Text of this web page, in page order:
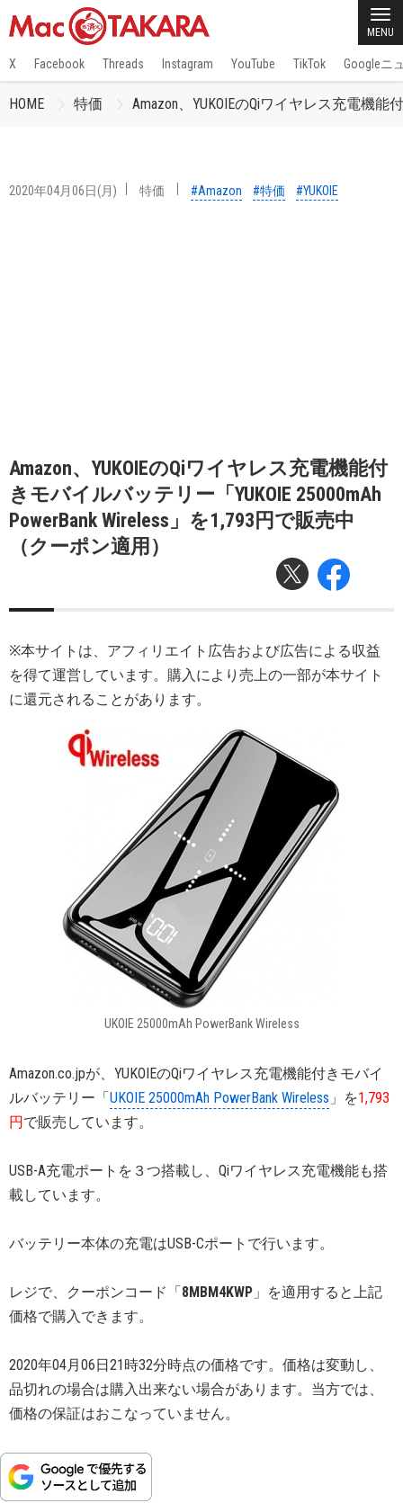
MENU
X Facebook Threads Instagram YouTube TikTok Googleニ
HOME 特価 Amazon、YUKOIEのQiワイヤレス充電機能
2020年04月06日(月) 特価 #Amazon #特価 #YUKOIE
Amazon、YUKOIEのQiワイヤレス充電機能付
きモバイルバッテリー「YUKOIE 25000mAh
PowerBank Wireless」を1,793円で販売中
（クーポン適用）
※本サイトは、アフィリエイト広告および広告による収益
を得て運営しています。購入により売上の一部が本サイト
に還元されることがあります。
UKOIE 25000mAh PowerBank Wireless
Amazon.co.jpが、YUKOIEのQiワイヤレス充電機能付きモバイ
ルバッテリー「UKOIE 25000mAh PowerBank Wireless 」を1,793
円で販売しています。
USB-A充電ポートを３つ搭載し、Qiワイヤレス充電機能も搭
載しています。
バッテリー本体の充電はUSB-Cポートで行います。
レジで、クーポンコード「8MBM4KWP 」を適用すると上記
価格で購入できます。
2020年04月06日21時32分時点の価格です。価格は変動し、
品切れの場合は購入出来ない場合があります。当方では、
価格の保証はおこなっていません。